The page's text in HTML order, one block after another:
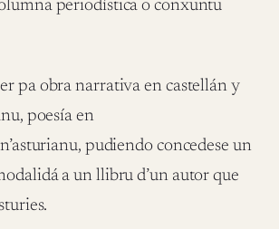
periodística o conxuntu
pa obra narrativa en castellán y
poesía en
pudiendo concedese un
a un llibru d’un autor que